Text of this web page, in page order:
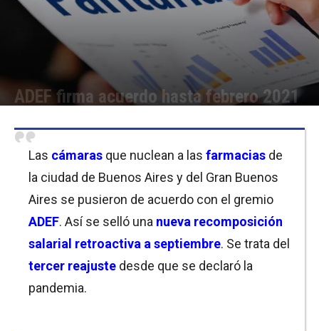
ADEF firma acuerdo hasta febrero 2021
Las cámaras que nuclean a las farmacias de
la ciudad de Buenos Aires y del Gran Buenos
Aires se pusieron de acuerdo con el gremio
ADEF. Así se selló una nueva recomposición
salarial retroactiva a septiembre. Se trata del
tercer reajuste desde que se declaró la
pandemia.